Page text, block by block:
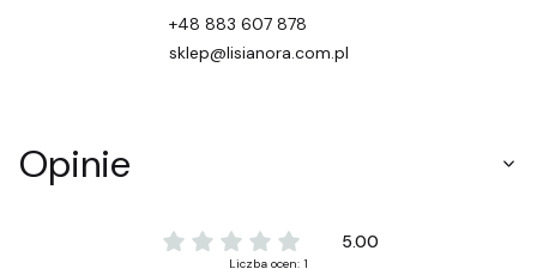
+48 883 607 878
sklep@lisianora.com.pl
Opinie
5.00
Liczba ocen: 1